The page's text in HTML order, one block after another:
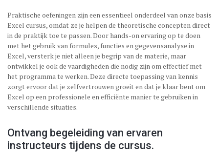
Praktische oefeningen zijn een essentieel onderdeel van onze basis
Excel cursus, omdat ze je helpen de theoretische concepten direct
in de praktijk toe te passen. Door hands-on ervaring op te doen
met het gebruik van formules, functies en gegevensanalyse in
Excel, versterk je niet alleen je begrip van de materie, maar
ontwikkel je ook de vaardigheden die nodig zijn om effectief met
het programma te werken. Deze directe toepassing van kennis
zorgt ervoor dat je zelfvertrouwen groeit en dat je klaar bent om
Excel op een professionele en efficiënte manier te gebruiken in
verschillende situaties.
Ontvang begeleiding van ervaren
instructeurs tijdens de cursus.